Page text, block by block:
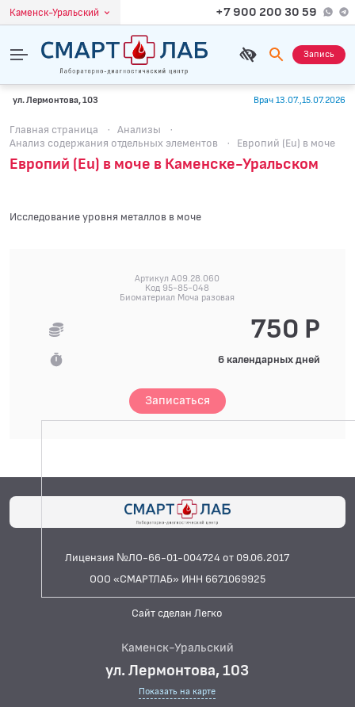
Каменск-Уральский +7 900 200 30 59
Запись
ул. Лермонтова, 103 Врач 13.07.,15.07.2026
Главная страница · Анализы
·
Анализ содержания отдельных элементов
· Европий (Eu) в моче
Европий (Eu) в моче в Каменске-Уральском
Исследование уровня металлов в моче
Артикул A09.28.060
Код 95-85-048
Биоматериал Моча разовая
750 Р
6 календарных дней
Записаться
Лицензия №ЛО-66-01-004724 от 09.06.2017
ООО «СМАРТЛАБ» ИНН 6671069925
Сайт сделан Легко
Каменск-Уральский
ул. Лермонтова, 103
Показать на карте